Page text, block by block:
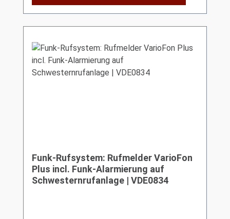
Funk-Rufsystem: Rufmelder VarioFon
Plus incl. Funk-Alarmierung auf
Schwesternrufanlage | VDE0834